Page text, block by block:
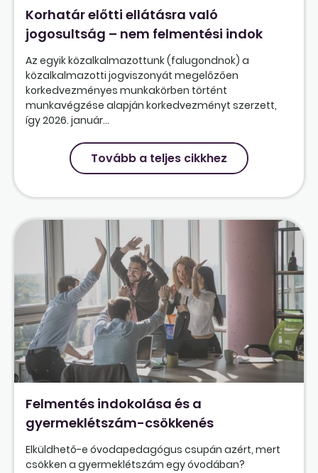
Korhatár előtti ellátásra való
jogosultság – nem felmentési indok
Az egyik közalkalmazottunk (falugondnok) a
közalkalmazotti jogviszonyát megelőzően
korkedvezményes munkakörben történt
munkavégzése alapján korkedvezményt szerzett,
így 2026. január...
Tovább a teljes cikkhez
Felmentés indokolása és a
gyermeklétszám-csökkenés
Elküldhető-e óvodapedagógus csupán azért, mert
csökken a gyermeklétszám egy óvodában?